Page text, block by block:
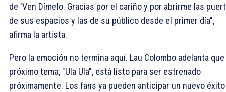
de 'Ven Dímelo. Gracias por el cariño y por abrirme las
de sus espacios y las de su público desde el primer día",
afirma la artista.
Pero la emoción no termina aquí. Lau Colombo adelanta
próximo tema, "Ula Ula", está listo para ser estrenado
próximamente. Los fans ya pueden anticipar un nuevo